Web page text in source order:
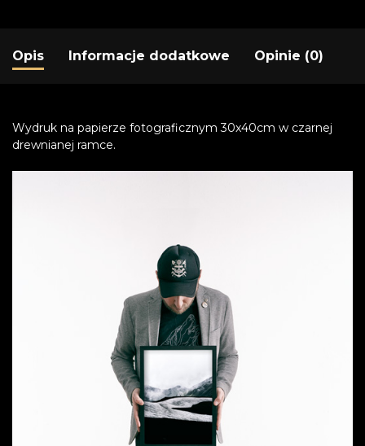
Opis Informacje dodatkowe Opinie (0)
Wydruk na papierze fotograficznym 30x40cm w czarnej
drewnianej ramce.